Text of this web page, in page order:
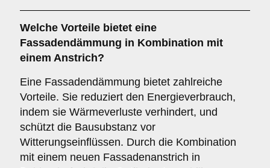
Welche Vorteile bietet eine
Fassadendämmung in Kombination mit
einem Anstrich?
Eine Fassadendämmung bietet zahlreiche
Vorteile. Sie reduziert den Energieverbrauch,
indem sie Wärmeverluste verhindert, und
schützt die Bausubstanz vor
Witterungseinflüssen. Durch die Kombination
mit einem neuen Fassadenanstrich in